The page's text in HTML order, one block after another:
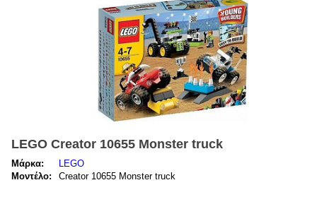
LEGO Creator 10655 Monster truck
Μάρκα:
LEGO
Μοντέλο:
Creator 10655 Monster truck